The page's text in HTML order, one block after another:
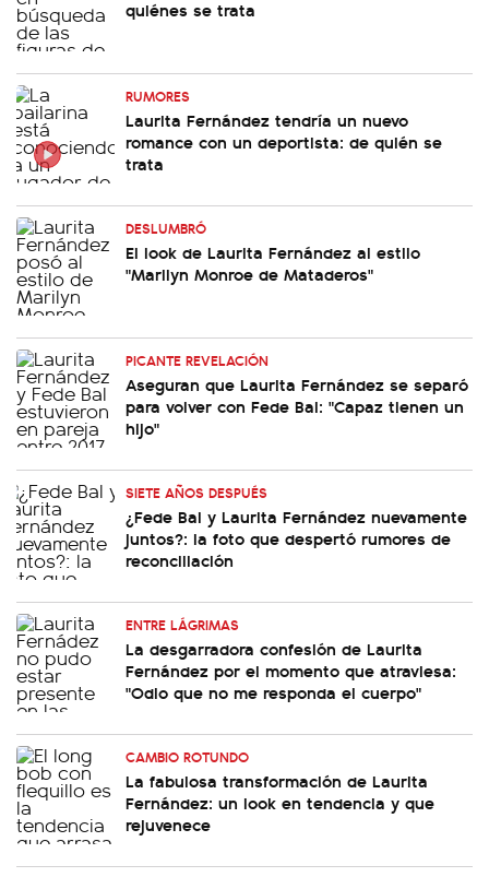
quiénes se trata
RUMORES
Laurita Fernández tendría un nuevo
romance con un deportista: de quién se
trata
DESLUMBRÓ
El look de Laurita Fernández al estilo
"Marilyn Monroe de Mataderos"
PICANTE REVELACIÓN
Aseguran que Laurita Fernández se separó
para volver con Fede Bal: "Capaz tienen un
hijo"
SIETE AÑOS DESPUÉS
¿Fede Bal y Laurita Fernández nuevamente
juntos?: la foto que despertó rumores de
reconciliación
ENTRE LÁGRIMAS
La desgarradora confesión de Laurita
Fernández por el momento que atraviesa:
"Odio que no me responda el cuerpo"
CAMBIO ROTUNDO
La fabulosa transformación de Laurita
Fernández: un look en tendencia y que
rejuvenece